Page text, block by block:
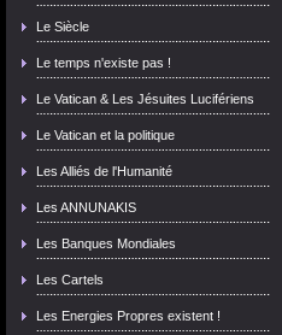
Le Siècle
Le temps n'existe pas !
Le Vatican & Les Jésuites Lucifériens
Le Vatican et la politique
Les Alliés de l'Humanité
Les ANNUNAKIS
Les Banques Mondiales
Les Cartels
Les Energies Propres existent !